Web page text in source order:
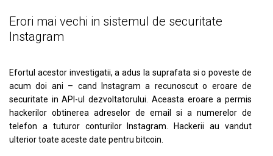
Erori mai vechi in sistemul de securitate
Instagram
Efortul acestor investigatii, a adus la suprafata si o poveste de
acum doi ani – cand Instagram a recunoscut o eroare de
securitate in API-ul dezvoltatorului. Aceasta eroare a permis
hackerilor obtinerea adreselor de email si a numerelor de
telefon a tuturor conturilor Instagram. Hackerii au vandut
ulterior toate aceste date pentru bitcoin.